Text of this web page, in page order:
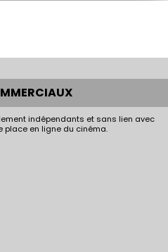
indépendants et sans lien avec
place en ligne du cinéma.